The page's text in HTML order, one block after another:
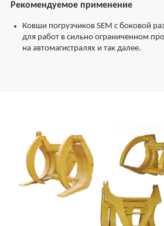
Рекомендуемое применение
Ковши погрузчиков SEM с боковой
для работ в сильно ограниченном
на автомагистралях и так далее.